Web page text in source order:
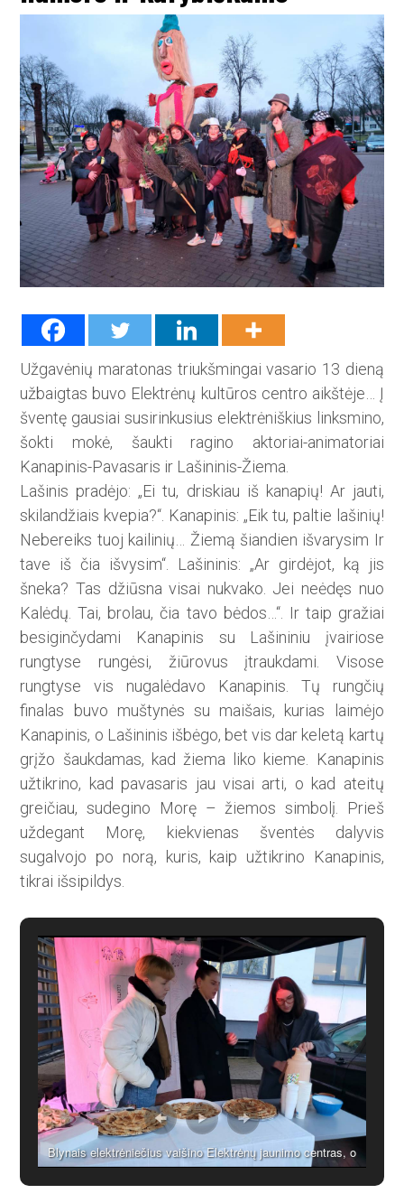
Užgavėnių maratonas triukšmingai vasario 13 dieną
užbaigtas buvo Elektrėnų kultūros centro aikštėje… Į
šventę gausiai susirinkusius elektrėniškius linksmino,
šokti mokė, šaukti ragino aktoriai-animatoriai
Kanapinis-Pavasaris ir Lašininis-Žiema.
Lašinis pradėjo: „Ei tu, driskiau iš kanapių! Ar jauti,
skilandžiais kvepia?“. Kanapinis: „Eik tu, paltie lašinių!
Nebereiks tuoj kailinių… Žiemą šiandien išvarysim Ir
tave iš čia išvysim“. Lašininis: „Ar girdėjot, ką jis
šneka? Tas džiūsna visai nukvako. Jei neėdęs nuo
Kalėdų. Tai, brolau, čia tavo bėdos…“. Ir taip gražiai
besiginčydami Kanapinis su Lašininiu įvairiose
rungtyse rungėsi, žiūrovus įtraukdami. Visose
rungtyse vis nugalėdavo Kanapinis. Tų rungčių
finalas buvo muštynės su maišais, kurias laimėjo
Kanapinis, o Lašininis išbėgo, bet vis dar keletą kartų
grįžo šaukdamas, kad žiema liko kieme. Kanapinis
užtikrino, kad pavasaris jau visai arti, o kad ateitų
greičiau, sudegino Morę – žiemos simbolį. Prieš
uždegant Morę, kiekvienas šventės dalyvis
sugalvojo po norą, kuris, kaip užtikrino Kanapinis,
tikrai išsipildys.
Blynais elektrėniečius vaišino Elektrėnų jaunimo centras, o